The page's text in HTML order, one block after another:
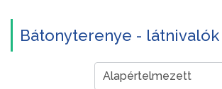
Bátonyterenye - látnivalók